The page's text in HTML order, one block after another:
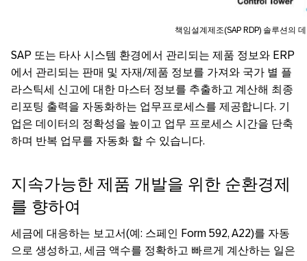
책임설계제조(SAP RDP) 솔루션의
SAP 또는 타사 시스템 환경에서 관리되는 제품 정보와 ERP
에서 관리되는 판매 및 자재/제품 정보를 가져와 국가 별 플
라스틱세 신고에 대한 마스터 정보를 추출하고 계산해 최종
리포팅 출력을 자동화하는 업무프로세스를 제공합니다. 기
업은 데이터의 정확성을 높이고 업무 프로세스 시간을 단축
하며 반복 업무를 자동화 할 수 있습니다.
지속가능한 제품 개발을 위한 순환경제
를 향하여
세금에 대응하는 보고서(예: 스페인 Form 592, A22)를 자동
으로 생성하고, 세금 액수를 정확하고 빠르게 계산하는 일은